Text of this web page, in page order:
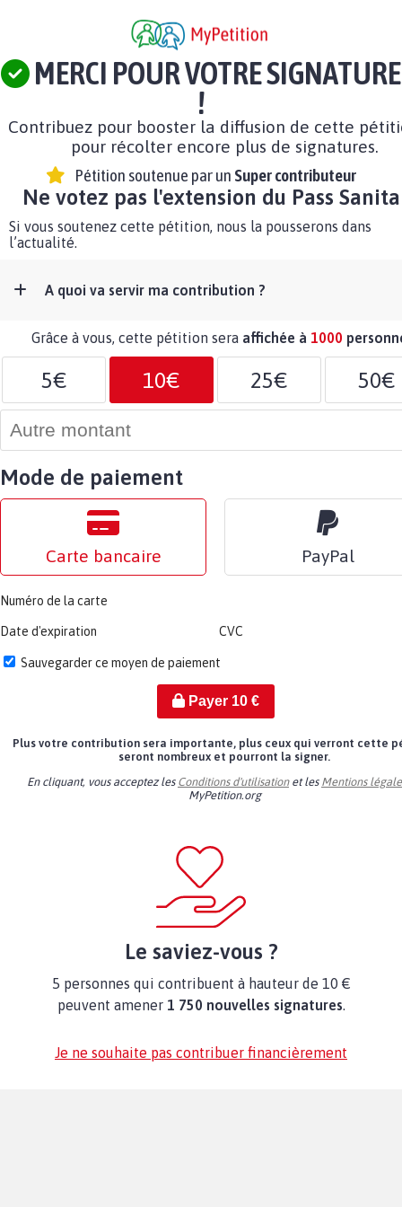
MERCI POUR VOTRE SIGNATURE
!
Contribuez pour booster la diffusion de cette
pour récolter encore plus de signatures.
Pétition soutenue par un Super contributeur
Ne votez pas l'extension du Pass
Si vous soutenez cette pétition, nous la pousserons dans
l’actualité.
A quoi va servir ma contribution ?
Grâce à vous, cette pétition sera affichée à 1000
5€ 10€ 25€ 50€
Mode de paiement
Carte bancaire PayPal
Numéro de la carte
Date d'expiration CVC
Sauvegarder ce moyen de paiement
Payer 10€
Plus votre contribution sera importante, plus ceux qui verront cette
seront nombreux et pourront la signer.
En cliquant, vous acceptez les Conditions d'utilisationet les Mentions
MyPetition.org
Le saviez-vous ?
5 personnes qui contribuent à hauteur de 10 €
peuvent amener 1 750 nouvelles signatures.
Je ne souhaite pas contribuer financièrement